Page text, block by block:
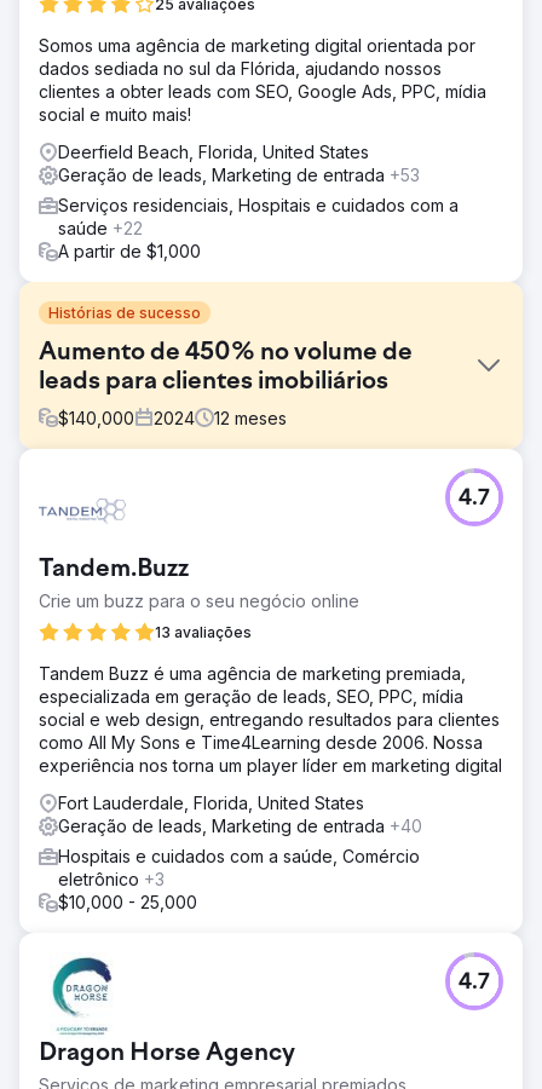
25 avaliações
Somos uma agência de marketing digital orientada por
dados sediada no sul da Flórida, ajudando nossos
clientes a obter leads com SEO, Google Ads, PPC, mídia
social e muito mais!
Deerfield Beach, Florida, United States
Geração de leads, Marketing de entrada +53
Serviços residenciais, Hospitais e cuidados com a
saúde +22
A partir de $1,000
Histórias de sucesso
Aumento de 450% no volume de
leads para clientes imobiliários
$140,000 2024 12 meses
Este cliente estava à beira da falência quando assumimos
a árdua tarefa de torná-lo um gigante europeu nos
Implementamos estratégias SMART Google e Meta Ads
para tornar a marca um sucesso. Mudamos o negócio
vender 40 casas móveis no período de 3 meses, que era
todo o seu estoque na época.
Resultado
Conseguimos vender 40 casas móveis em um período de
milhões de receitas. O volume de leads passou de
aproximadamente 150 leads por mês para 800-900 leads
por mês.
Ir para a página da agência
Tandem.Buzz
Crie um buzz para o seu negócio online
13 avaliações
4.7
Tandem Buzz é uma agência de marketing premiada,
especializada em geração de leads, SEO, PPC, mídia
social e web design, entregando resultados para clientes
como All My Sons e Time4Learning desde 2006. Nossa
experiência nos torna um player líder em marketing digital
Fort Lauderdale, Florida, United States
Geração de leads, Marketing de entrada +40
Hospitais e cuidados com a saúde, Comércio
eletrônico +3
$10,000 - 25,000
Dragon Horse Agency
Serviços de marketing empresarial premiados
4.7